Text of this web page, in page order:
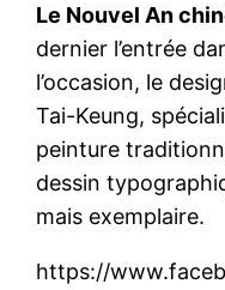
Le Nouvel An
dernier l’entrée
l’occasion, le
Tai-Keung,
peinture
dessin
mais exemplaire.
https://